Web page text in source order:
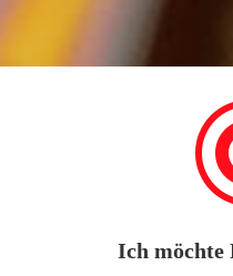
Ich möchte